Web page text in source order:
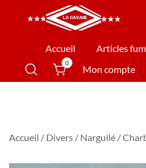
La Havane Nîmes
Accueil Articles
0
Mon compte
Accueil / Divers / Narguilé /